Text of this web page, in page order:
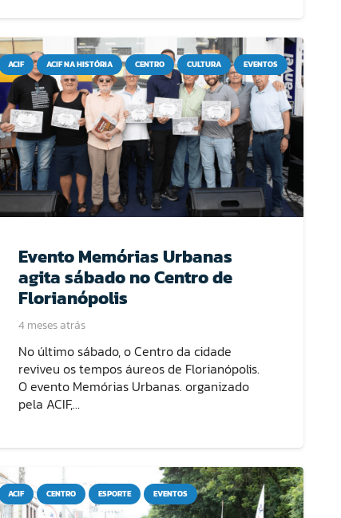
ACIF ACIF NA HISTÓRIA CENTRO CULTURA EVENTOS
Evento Memórias Urbanas
agita sábado no Centro de
Florianópolis
4 meses atrás
No último sábado, o Centro da cidade
reviveu os tempos áureos de Florianópolis.
O evento Memórias Urbanas. organizado
pela ACIF,…
ACIF CENTRO ESPORTE EVENTOS